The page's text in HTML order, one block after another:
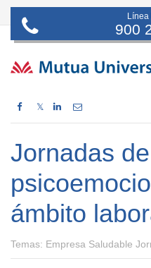
Línea
900
𝕏
Jornadas
ámbito
Temas: Empresa Saludable